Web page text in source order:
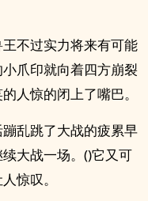
不过实力将来有可能
爪印就向着四方崩裂
人惊的闭上了嘴巴。
乱跳了大战的疲累早
大战一场。()它又可
惊叹。